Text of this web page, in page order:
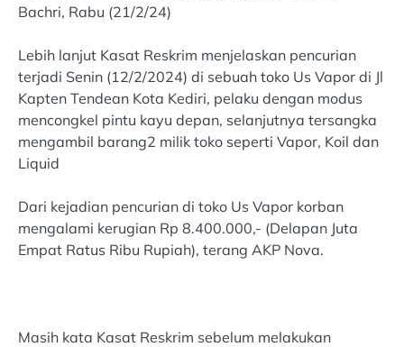
Bachri, Rabu (21/2/24)
Lebih lanjut Kasat Reskrim menjelaskan pencurian
terjadi Senin (12/2/2024) di sebuah toko Us Vapor di Jl
Kapten Tendean Kota Kediri, pelaku dengan modus
mencongkel pintu kayu depan, selanjutnya tersangka
mengambil barang2 milik toko seperti Vapor, Koil dan
Liquid
Dari kejadian pencurian di toko Us Vapor korban
mengalami kerugian Rp 8.400.000,- (Delapan Juta
Empat Ratus Ribu Rupiah), terang AKP Nova.
Masih kata Kasat Reskrim sebelum melakukan